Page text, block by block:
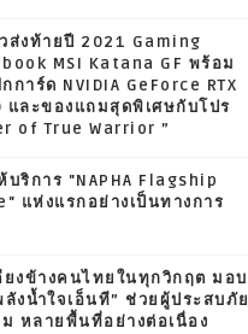
ส่งท้ายปี 2021 Gaming
MSI Katana GF พร้อม
การ์ด NVIDIA GeForce RTX
และของแถมสุดพิเศษกับโปร
of True Warrior ”
บริการ "NAPHA Flagship
แห่งแรกอย่างเป็นทางการ
ยงข้างคนไทยในทุกวิกฤต มอบ
ลังน้ำใจเอ็นที” ช่วยผู้ประสบภัย
หลายพื้นที่อย่างต่อเนื่อง